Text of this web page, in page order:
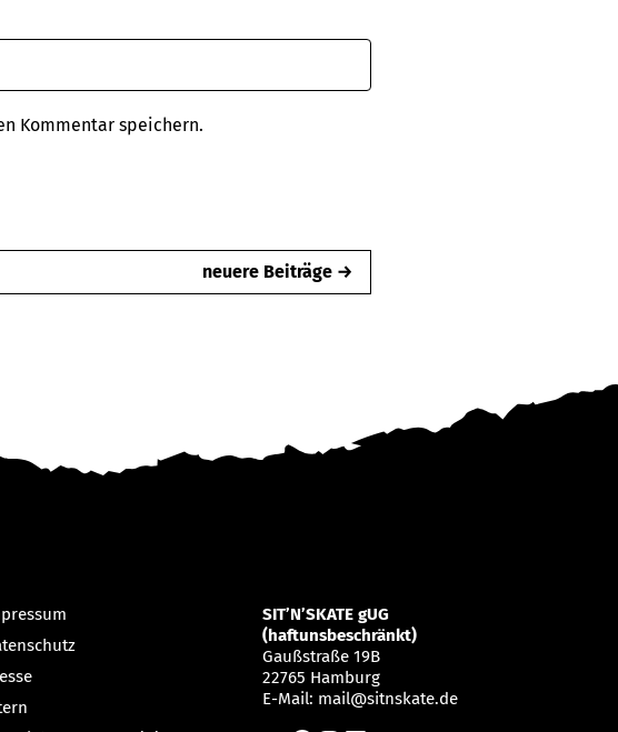
Kommentar speichern.
neuere Beiträge →
SIT’N’SKATE gUG
(haftunsbeschränkt)
Gaußstraße 19B
22765 Hamburg
E-Mail: mail@sitnskate.de